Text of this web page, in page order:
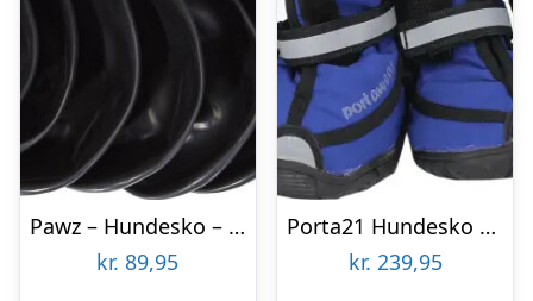
Pawz – Hundesko – 2,5 Cm – 12 Stk
kr. 89,95
Porta21 Hundesko – Blå – Xl
kr. 239,95